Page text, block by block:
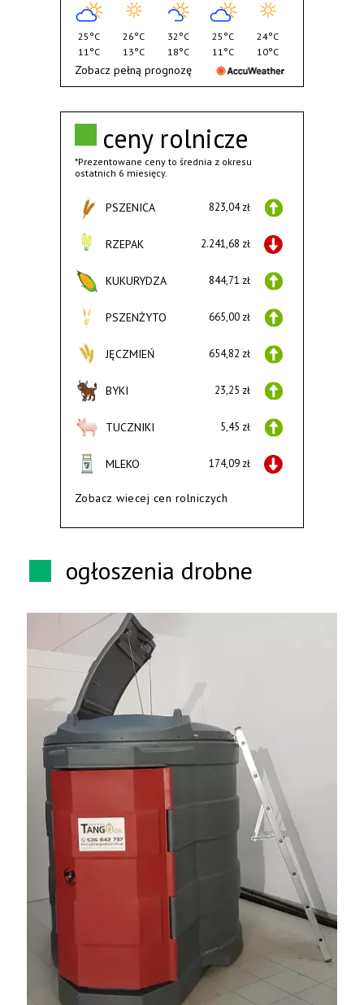
ceny rolnicze
*Prezentowane ceny to średnia z okresu
ostatnich 6 miesięcy.
PSZENICA 823,04 zł
RZEPAK 2.241,68 zł
KUKURYDZA 844,71 zł
PSZENŻYTO 665,00 zł
JĘCZMIEŃ 654,82 zł
BYKI 23,25 zł
TUCZNIKI 5,45 zł
MLEKO 174,09 zł
Zobacz wiecej cen rolniczych
25°C
11°C
26°C
13°C
32°C
18°C
25°C
11°C
24°C
10°C
Zobacz pełną prognozę
ogłoszenia drobne